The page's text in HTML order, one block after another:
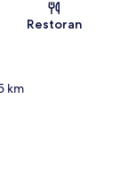
Restoran
km